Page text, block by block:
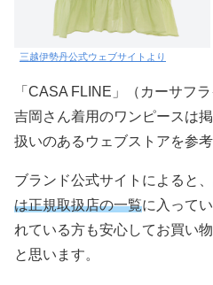
三越伊勢丹公式ウェブサイトより
「CASA FLINE」（カーサフ
吉岡さん着用のワンピースは
扱いのあるウェブストアを参
ブランド公式サイトによると、
は正規取扱店の一覧に入って
れている方も安心してお買い
と思います。